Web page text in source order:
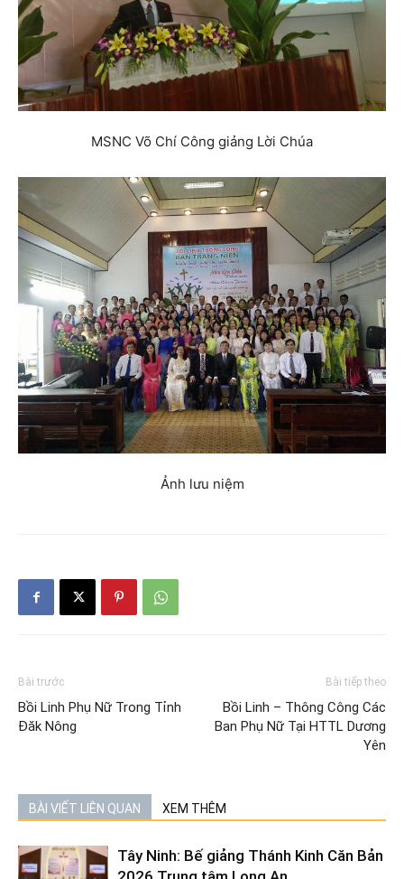
MSNC Võ Chí Công giảng Lời Chúa
Ảnh lưu niệm
Bài trước
Bồi Linh Phụ Nữ Trong Tỉnh
Đăk Nông
Bài tiếp theo
Bồi Linh – Thông Công Các
Ban Phụ Nữ Tại HTTL Dương
Yên
BÀI VIẾT LIÊN QUAN XEM THÊM
Tây Ninh: Bế giảng Thánh Kinh Căn Bản